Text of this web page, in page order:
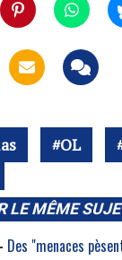
OL
LE MÊME
Des "menaces